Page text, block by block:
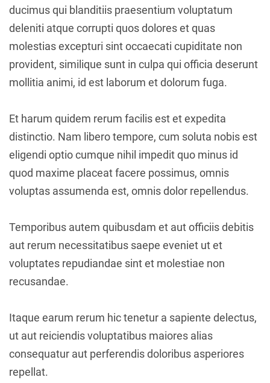
ducimus qui blanditiis praesentium voluptatum
deleniti atque corrupti quos dolores et quas
molestias excepturi sint occaecati cupiditate non
provident, similique sunt in culpa qui officia deserunt
mollitia animi, id est laborum et dolorum fuga.
Et harum quidem rerum facilis est et expedita
distinctio. Nam libero tempore, cum soluta nobis est
eligendi optio cumque nihil impedit quo minus id
quod maxime placeat facere possimus, omnis
voluptas assumenda est, omnis dolor repellendus.
Temporibus autem quibusdam et aut officiis debitis
aut rerum necessitatibus saepe eveniet ut et
voluptates repudiandae sint et molestiae non
recusandae.
Itaque earum rerum hic tenetur a sapiente delectus,
ut aut reiciendis voluptatibus maiores alias
consequatur aut perferendis doloribus asperiores
repellat.